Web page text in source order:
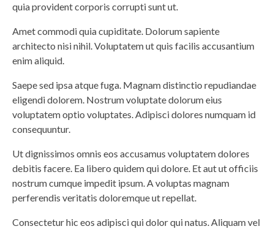
quia provident corporis corrupti sunt ut.
Amet commodi quia cupiditate. Dolorum sapiente
architecto nisi nihil. Voluptatem ut quis facilis accusantium
enim aliquid.
Saepe sed ipsa atque fuga. Magnam distinctio repudiandae
eligendi dolorem. Nostrum voluptate dolorum eius
voluptatem optio voluptates. Adipisci dolores numquam id
consequuntur.
Ut dignissimos omnis eos accusamus voluptatem dolores
debitis facere. Ea libero quidem qui dolore. Et aut ut officiis
nostrum cumque impedit ipsum. A voluptas magnam
perferendis veritatis doloremque ut repellat.
Consectetur hic eos adipisci qui dolor qui natus. Aliquam vel